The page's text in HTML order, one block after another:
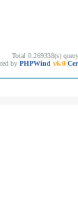
Total 0.269338(s)
by PHPWind v6.0